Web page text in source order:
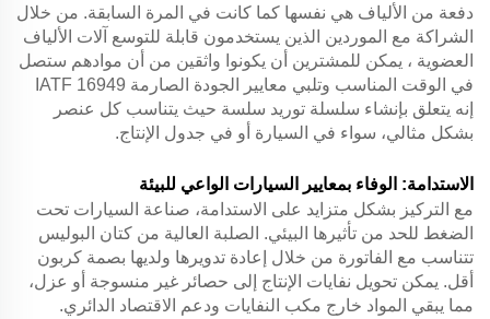
دفعة من الألياف هي نفسها كما كانت في المرة السابقة. من خلال
الشراكة مع الموردين الذين يستخدمون قابلة للتوسع آلات الألياف
العضوية ، يمكن للمشترين أن يكونوا واثقين من أن موادهم ستصل
في الوقت المناسب وتلبي معايير الجودة الصارمة IATF 16949
إنه يتعلق بإنشاء سلسلة توريد سلسة حيث يتناسب كل عنصر
بشكل مثالي، سواء في السيارة أو في جدول الإنتاج.
الاستدامة: الوفاء بمعايير السيارات الواعي للبيئة
مع التركيز بشكل متزايد على الاستدامة، صناعة السيارات تحت
الضغط للحد من تأثيرها البيئي. الصلبة العالية من كتان البوليس
تتناسب مع الفاتورة من خلال إعادة تدويرها ولديها بصمة كربون
أقل. يمكن تحويل نفايات الإنتاج إلى حصائر غير منسوجة أو عزل،
مما يبقي المواد خارج مكب النفايات ودعم الاقتصاد الدائري.